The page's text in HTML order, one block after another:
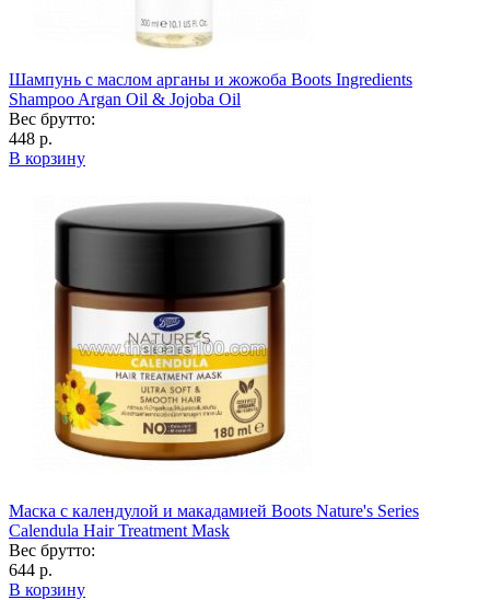
Шампунь с маслом арганы и жожоба Boots Ingredients
Shampoo Argan Oil & Jojoba Oil
Вес брутто:
448 р.
В корзину
Маска с календулой и макадамией Boots Nature's Series
Calendula Hair Treatment Mask
Вес брутто:
644 р.
В корзину